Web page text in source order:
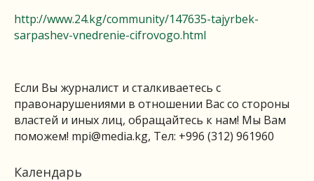
http://www.24.kg/community/147635-tajyrbek-
sarpashev-vnedrenie-cifrovogo.html
Если Вы журналист и сталкиваетесь с
правонарушениями в отношении Вас со стороны
властей и иных лиц, обращайтесь к нам! Мы Вам
поможем! mpi@media.kg, Тел: +996 (312) 961960
Календарь